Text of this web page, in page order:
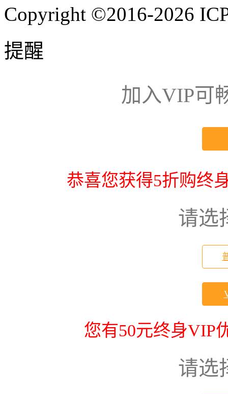
Copyright ©2016-2026
提醒
加入VIP可
恭喜您获得5折购终
请选
您有50元终身VIP
请选